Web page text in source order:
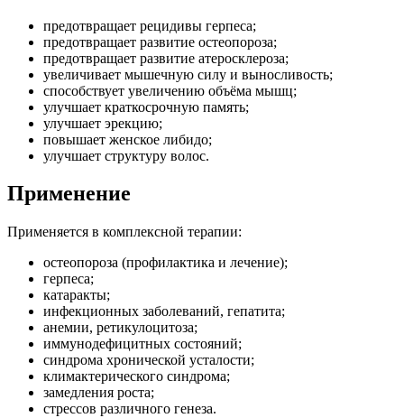
предотвращает рецидивы герпеса;
предотвращает развитие остеопороза;
предотвращает развитие атеросклероза;
увеличивает мышечную силу и выносливость;
способствует увеличению объёма мышц;
улучшает краткосрочную память;
улучшает эрекцию;
повышает женское либидо;
улучшает структуру волос.
Применение
Применяется в комплексной терапии:
остеопороза (профилактика и лечение);
герпеса;
катаракты;
инфекционных заболеваний, гепатита;
анемии, ретикулоцитоза;
иммунодефицитных состояний;
синдрома хронической усталости;
климактерического синдрома;
замедления роста;
стрессов различного генеза.